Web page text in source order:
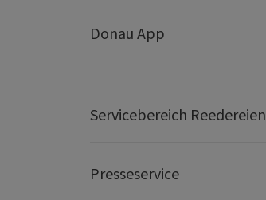
Donau App
Servicebereich Reedereien
Presseservice